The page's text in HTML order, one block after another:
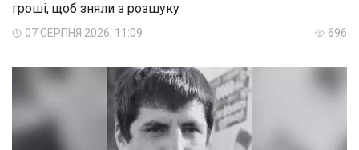
гроші, щоб зняли з розшуку
07 СЕРПНЯ 2026, 11:09 696